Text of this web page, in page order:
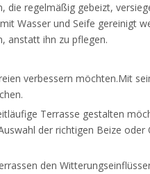
regelmäßig gebeizt,
Wasser und Seife gereinigt
anstatt ihn zu pflegen.
verbessern möchten.Mit
Terrasse gestalten
der richtigen Beize oder
den